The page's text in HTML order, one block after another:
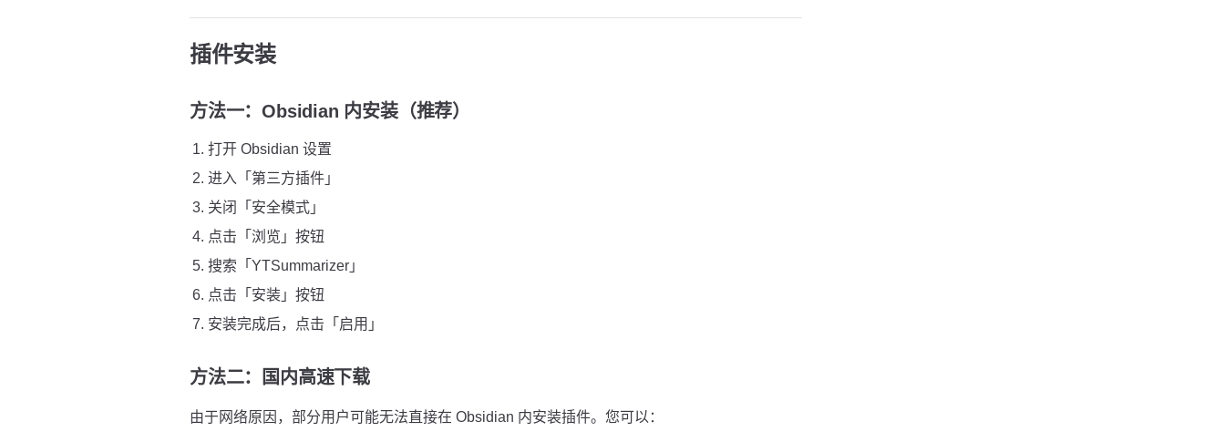
插件安装
方法一：Obsidian 内安装（推荐）
打开 Obsidian 设置
进入「第三方插件」
关闭「安全模式」
点击「浏览」按钮
搜索「YTSummarizer」
点击「安装」按钮
安装完成后，点击「启用」
方法二：国内高速下载
由于网络原因，部分用户可能无法直接在 Obsidian 内安装插件。您可以：